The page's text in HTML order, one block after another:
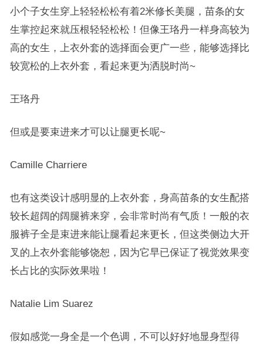
小个子女生穿上轻轻松松有着2米修长美腿，苗条的女
生掌控起來就压根轻轻松松！但像王珞丹一样身高较为
高的女生，上衣外套的选择面会更广一些，能够选择比
较宽松的上衣外套，看起来更为洒脱时尚~
王珞丹
但或是要束进来才可以让腿更长呢~
Camille Charriere
也有这类设计感明显的上衣外套，身高苗条的女生配搭
较长超阔的阔腿裤来穿，会非常时尚有气质！一般的衣
服裤子全是束进来能让腿看起来更长，但这类侧边大开
叉的上衣外套能够饶恕，因为它早已保证了视觉效果变
长占比的实际效果啦！
Natalie Lim Suarez
假如感觉一身全是一个色调，不可以好好地显身型得